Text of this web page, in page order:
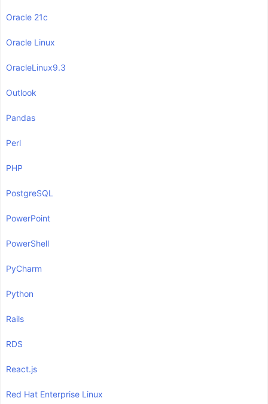
Oracle 21c
Oracle Linux
OracleLinux9.3
Outlook
Pandas
Perl
PHP
PostgreSQL
PowerPoint
PowerShell
PyCharm
Python
Rails
RDS
React.js
Red Hat Enterprise Linux